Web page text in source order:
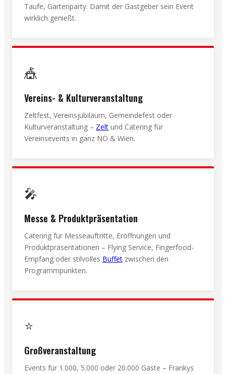
Taufe, Gartenparty. Damit der Gastgeber sein Event
wirklich genießt.
🎪
Vereins- & Kulturveranstaltung
Zeltfest, Vereinsjubiläum, Gemeindefest oder
Kulturveranstaltung – Zelt und Catering für
Vereinsevents in ganz NÖ & Wien.
🎤
Messe & Produktpräsentation
Catering für Messeauftritte, Eröffnungen und
Produktpräsentationen – Flying Service, Fingerfood-
Empfang oder stilvolles Buffet zwischen den
Programmpunkten.
⭐
Großveranstaltung
Events für 1.000, 5.000 oder 20.000 Gäste – Frankys